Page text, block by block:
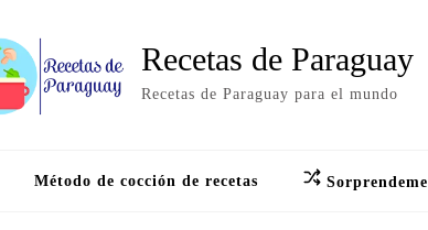
Recetas de Paraguay
Recetas de Paraguay para el mundo
Método de cocción de recetas Sorprendeme